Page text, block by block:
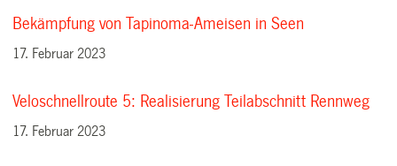
Bekämpfung von Tapinoma-Ameisen in Seen
17. Februar 2023
Veloschnellroute 5: Realisierung Teilabschnitt Rennweg
17. Februar 2023